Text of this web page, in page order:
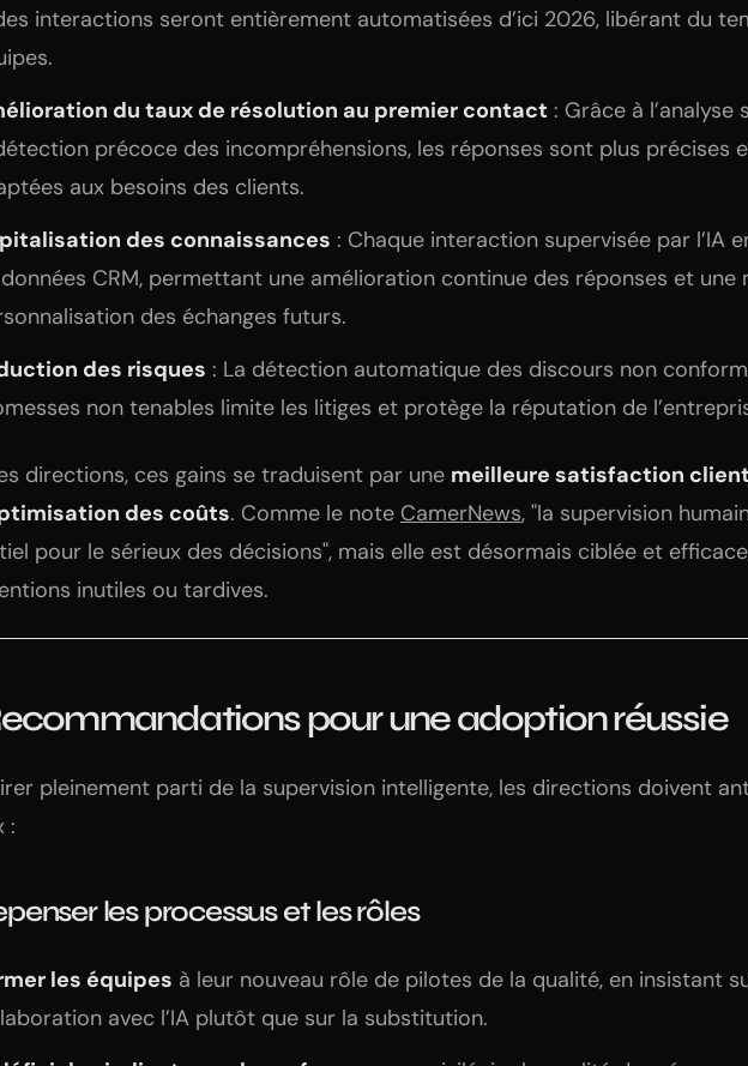
interactions seront entièrement automatisées d’ici 2026, libérant du
du taux de résolution au premier contact : Grâce à
précoce des incompréhensions, les réponses sont plus précises
aux besoins des clients.
des connaissances : Chaque interaction supervisée par l’IA
CRM, permettant une amélioration continue des réponses et une
des échanges futurs.
des risques : La détection automatique des discours non
non tenables limite les litiges et protège la réputation de
directions, ces gains se traduisent par une meilleure satisfaction client
des coûts. Comme le note CamerNews, "la supervision
pour le sérieux des décisions", mais elle est désormais ciblée et
inutiles ou tardives.
pour une adoption réussie
pleinement parti de la supervision intelligente, les directions doivent
:
les processus et les rôles
les équipes à leur nouveau rôle de pilotes de la qualité, en insistant
avec l’IA plutôt que sur la substitution.